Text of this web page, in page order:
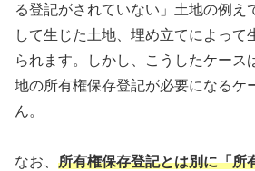
る登記がされていない」土地の例え
して生じた土地、埋め立てによって
られます。しかし、こうしたケース
地の所有権保存登記が必要になるケ
ん。
なお、 所有権保存登記とは別に「所